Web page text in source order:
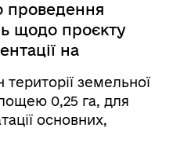
щодо проєкту
на
земельної
0,25 га, для
основних,